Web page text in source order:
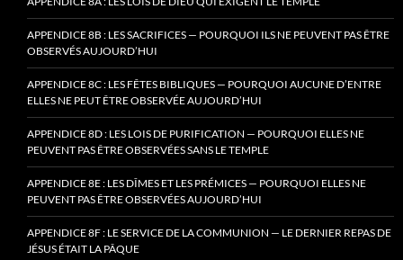
APPENDICE 8B : LES SACRIFICES — POURQUOI ILS NE PEUVENT PAS ÊTRE
OBSERVÉS AUJOURD’HUI
APPENDICE 8C : LES FÊTES BIBLIQUES — POURQUOI AUCUNE D’ENTRE
ELLES NE PEUT ÊTRE OBSERVÉE AUJOURD’HUI
APPENDICE 8D : LES LOIS DE PURIFICATION — POURQUOI ELLES NE
PEUVENT PAS ÊTRE OBSERVÉES SANS LE TEMPLE
APPENDICE 8E : LES DÎMES ET LES PRÉMICES — POURQUOI ELLES NE
PEUVENT PAS ÊTRE OBSERVÉES AUJOURD’HUI
APPENDICE 8F : LE SERVICE DE LA COMMUNION — LE DERNIER REPAS DE
JÉSUS ÉTAIT LA PÂQUE